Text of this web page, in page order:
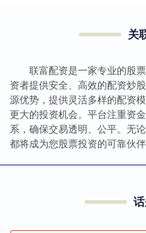
关
联富配资是一家专业的股
资者提供安全、高效的配资炒
源优势，提供灵活多样的配资
更大的投资机会。平台注重资
系，确保交易透明、公平。无
都将成为您股票投资的可靠伙